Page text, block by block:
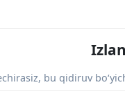
bu qidiruv